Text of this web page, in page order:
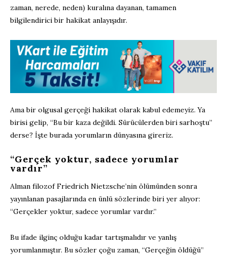
zaman, nerede, neden) kuralına dayanan, tamamen
bilgilendirici bir hakikat anlayışıdır.
Ama bir olgusal gerçeği hakikat olarak kabul edemeyiz. Ya
birisi gelip, “Bu bir kaza değildi. Sürücülerden biri sarhoştu”
derse? İşte burada yorumların dünyasına gireriz.
“Gerçek yoktur, sadece yorumlar
vardır”
Alman filozof Friedrich Nietzsche’nin ölümünden sonra
yayınlanan pasajlarında en ünlü sözlerinde biri yer alıyor:
“Gerçekler yoktur, sadece yorumlar vardır.”
Bu ifade ilginç olduğu kadar tartışmalıdır ve yanlış
yorumlanmıştır. Bu sözler çoğu zaman, “Gerçeğin öldüğü”